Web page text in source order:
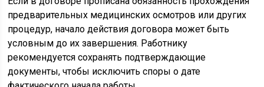
предварительных медицинских осмотров или других
процедур, начало действия договора может быть
условным до их завершения. Работнику
рекомендуется сохранять подтверждающие
документы, чтобы исключить споры о дате